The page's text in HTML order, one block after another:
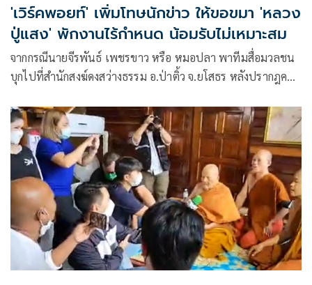
'เวิร์คพอยท์' เพิ่มโทษนักข่าว ให้ขอขมา 'หลวง
ปู่แสง' พักงานไร้กำหนด น้อมรับไม่เหมาะสม
จากกรณีนายจีรพันธ์ เพชรขาว หรือ หมอปลา พาทีมสื่อมวลชน
บุกไปที่สำนักสงฆ์ดงสว่างธรรม อ.ป่าติ้ว จ.ยโสธร หลังปรากฎคลิป
เป็นที่วิพากษ์วิจารณ์จำนวนมาก หนึ่งในนั้นมีประเด็นที่นักข่าว
หญิงรายหนึ่ง